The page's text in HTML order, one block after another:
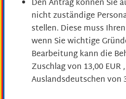
Den Antrag können Sie
nicht zuständige
stellen. Diese muss
wenn Sie wichtige
Bearbeitung kann die
Zuschlag von 13,00EUR
Auslandsdeutschen von